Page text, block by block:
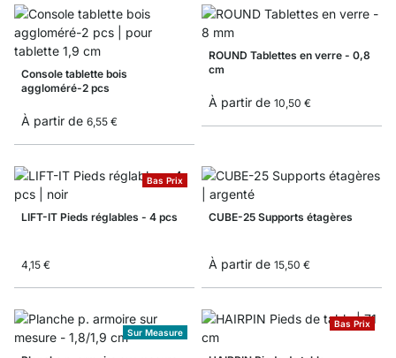
Console tablette bois
aggloméré-2 pcs
À partir de 6,55 €
ROUND Tablettes en verre - 0,8
cm
À partir de 10,50 €
Bas Prix
LIFT-IT Pieds réglables - 4 pcs
4,15 €
CUBE-25 Supports étagères
À partir de 15,50 €
Sur Measure
Bas Prix